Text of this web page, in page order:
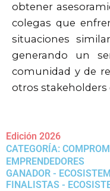
obtener
colegas que
situaciones
generando un
comunidad y de
otros stakeholders
Edición 2026
CATEGORÍA:
EMPRENDEDORES
GANADOR -
FINALISTAS -